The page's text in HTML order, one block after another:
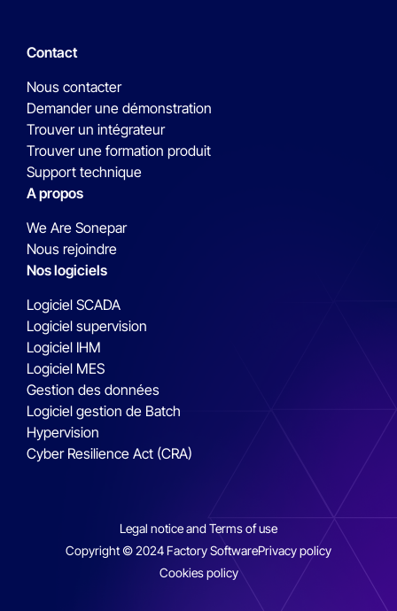
Contact
Nous contacter
Demander une démonstration
Trouver un intégrateur
Trouver une formation produit
Support technique
A propos
We Are Sonepar
Nous rejoindre
Nos logiciels
Logiciel SCADA
Logiciel supervision
Logiciel IHM
Logiciel MES
Gestion des données
Logiciel gestion de Batch
Hypervision
Cyber Resilience Act (CRA)
Legal notice and Terms of use
Copyright © 2024 Factory SoftwarePrivacy policy
Cookies policy